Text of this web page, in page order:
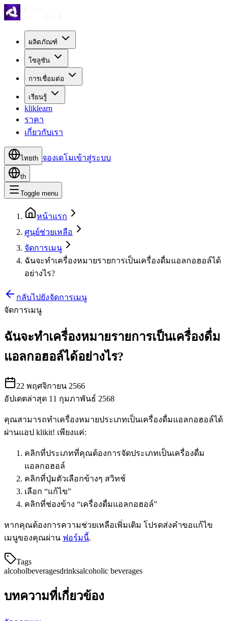
ผลิตภัณฑ์
โซลูชัน
การเชื่อมต่อ
เรียนรู้
kliklearn
ราคา
เกี่ยวกับเรา
ไทยth จองเดโมเข้าสู่ระบบ
th
Toggle menu
หน้าแรก
ศูนย์ช่วยเหลือ
จัดการเมนู
ฉันจะทำเครื่องหมายรายการเป็นเครื่องดื่มแอลกอฮอล์ได้
อย่างไร?
กลับไปยังจัดการเมนู
จัดการเมนู
ฉันจะทำเครื่องหมายรายการเป็นเครื่องดื่ม
แอลกอฮอล์ได้อย่างไร?
22 พฤศจิกายน 2566
อัปเดตล่าสุด 11 กุมภาพันธ์ 2568
คุณสามารถทำเครื่องหมายประเภทเป็นเครื่องดื่มแอลกอฮอล์ได้
ผ่านแอป klikit! เพียงแค่:
คลิกที่ประเภทที่คุณต้องการจัดประเภทเป็นเครื่องดื่ม
แอลกอฮอล์
คลิกที่ปุ่มตัวเลือกข้างๆ สวิทช์
เลือก “แก้ไข”
คลิกที่ช่องข้าง “เครื่องดื่มแอลกอฮอล์”
หากคุณต้องการความช่วยเหลือเพิ่มเติม โปรดส่งคำขอแก้ไข
เมนูของคุณผ่าน ฟอร์มนี้.
Tags
alcoholbeveragesdrinksalcoholic beverages
บทความที่เกี่ยวข้อง